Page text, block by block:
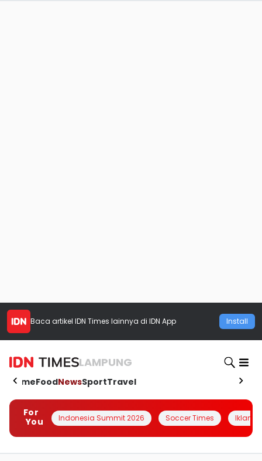
Baca artikel IDN Times lainnya di IDN App Install
LAMPUNG
HomeFoodNewsSportTravel
For
You
Indonesia Summit 2026 Soccer Times Iklanin